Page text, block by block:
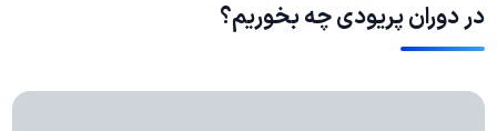
در دوران پریودی چه بخوریم؟